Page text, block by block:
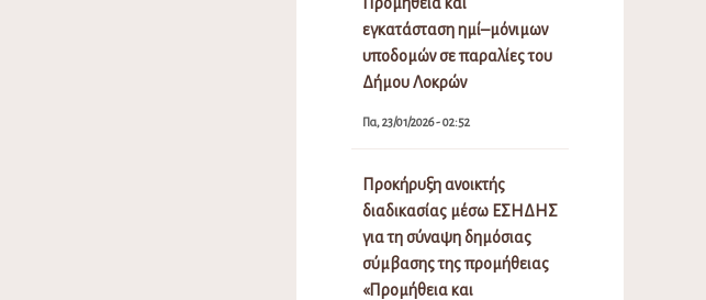
εγκατάσταση ημί–μόνιμων
υποδομών σε παραλίες του
Δήμου Λοκρών
Πα, 23/01/2026 - 02:52
Προκήρυξη ανοικτής
διαδικασίας μέσω ΕΣΗΔΗΣ
για τη σύναψη δημόσιας
σύμβασης της προμήθειας
«Προμήθεια και